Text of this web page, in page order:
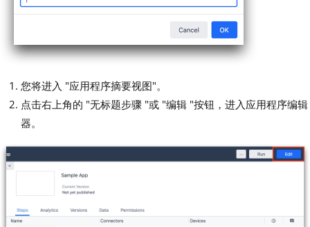
您将进入 "应用程序摘要视图"。
点击右上角的 "无标题步骤 "或 "编辑 "按钮，进入应用程序编辑
器。